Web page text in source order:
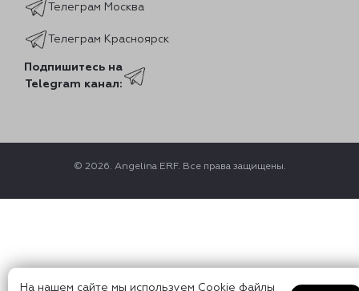
Телеграм Москва
Телеграм Красноярск
Подпишитесь на
Telegram канал:
© 2026. Angelina ERF. Все права защищены.
На нашем сайте мы используем Cookie файлы